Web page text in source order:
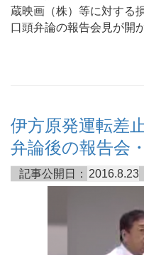
蔵映画（株）等に対する
口頭弁論の報告会見が開
伊方原発運転差
弁論後の報告会
記事公開日： 2016.8.23